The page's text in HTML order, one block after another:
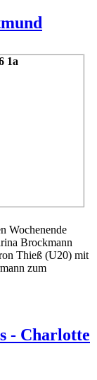
Wochenende
Brockmann
Thieß (U20) mit
zum
- Charlotte